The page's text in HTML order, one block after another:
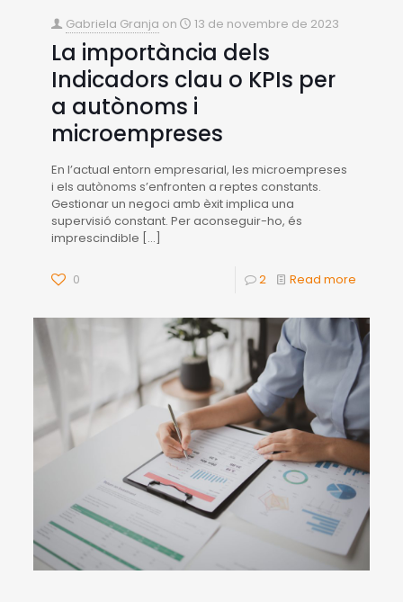
Gabriela Granja on 13 de novembre de 2023
La importància dels
Indicadors clau o KPIs per
a autònoms i
microempreses
En l’actual entorn empresarial, les microempreses
i els autònoms s’enfronten a reptes constants.
Gestionar un negoci amb èxit implica una
supervisió constant. Per aconseguir-ho, és
imprescindible […]
0 2 Read more